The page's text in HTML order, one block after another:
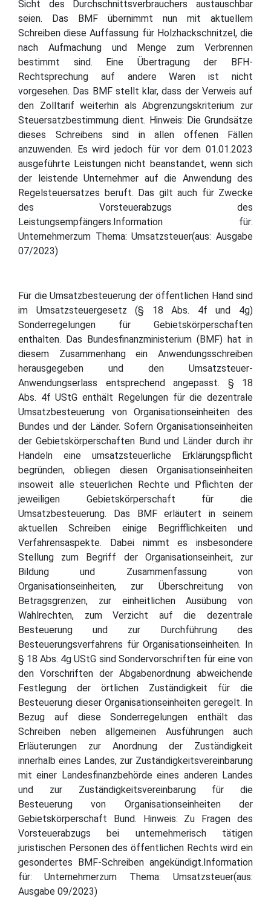
Sicht des Durchschnittsverbrauchers austauschbar
seien. Das BMF übernimmt nun mit aktuellem
Schreiben diese Auffassung für Holzhackschnitzel, die
nach Aufmachung und Menge zum Verbrennen
bestimmt sind. Eine Übertragung der BFH-
Rechtsprechung auf andere Waren ist nicht
vorgesehen. Das BMF stellt klar, dass der Verweis auf
den Zolltarif weiterhin als Abgrenzungskriterium zur
Steuersatzbestimmung dient. Hinweis: Die Grundsätze
dieses Schreibens sind in allen offenen Fällen
anzuwenden. Es wird jedoch für vor dem 01.01.2023
ausgeführte Leistungen nicht beanstandet, wenn sich
der leistende Unternehmer auf die Anwendung des
Regelsteuersatzes beruft. Das gilt auch für Zwecke
des Vorsteuerabzugs des
Leistungsempfängers.Information für:
Unternehmerzum Thema: Umsatzsteuer(aus: Ausgabe
07/2023)
Für die Umsatzbesteuerung der öffentlichen Hand sind
im Umsatzsteuergesetz (§ 18 Abs. 4f und 4g)
Sonderregelungen für Gebietskörperschaften
enthalten. Das Bundesfinanzministerium (BMF) hat in
diesem Zusammenhang ein Anwendungsschreiben
herausgegeben und den Umsatzsteuer-
Anwendungserlass entsprechend angepasst. § 18
Abs. 4f UStG enthält Regelungen für die dezentrale
Umsatzbesteuerung von Organisationseinheiten des
Bundes und der Länder. Sofern Organisationseinheiten
der Gebietskörperschaften Bund und Länder durch ihr
Handeln eine umsatzsteuerliche Erklärungspflicht
begründen, obliegen diesen Organisationseinheiten
insoweit alle steuerlichen Rechte und Pflichten der
jeweiligen Gebietskörperschaft für die
Umsatzbesteuerung. Das BMF erläutert in seinem
aktuellen Schreiben einige Begrifflichkeiten und
Verfahrensaspekte. Dabei nimmt es insbesondere
Stellung zum Begriff der Organisationseinheit, zur
Bildung und Zusammenfassung von
Organisationseinheiten, zur Überschreitung von
Betragsgrenzen, zur einheitlichen Ausübung von
Wahlrechten, zum Verzicht auf die dezentrale
Besteuerung und zur Durchführung des
Besteuerungsverfahrens für Organisationseinheiten. In
§ 18 Abs. 4g UStG sind Sondervorschriften für eine von
den Vorschriften der Abgabenordnung abweichende
Festlegung der örtlichen Zuständigkeit für die
Besteuerung dieser Organisationseinheiten geregelt. In
Bezug auf diese Sonderregelungen enthält das
Schreiben neben allgemeinen Ausführungen auch
Erläuterungen zur Anordnung der Zuständigkeit
innerhalb eines Landes, zur Zuständigkeitsvereinbarung
mit einer Landesfinanzbehörde eines anderen Landes
und zur Zuständigkeitsvereinbarung für die
Besteuerung von Organisationseinheiten der
Gebietskörperschaft Bund. Hinweis: Zu Fragen des
Vorsteuerabzugs bei unternehmerisch tätigen
juristischen Personen des öffentlichen Rechts wird ein
gesondertes BMF-Schreiben angekündigt.Information
für: Unternehmerzum Thema: Umsatzsteuer(aus:
Ausgabe 09/2023)